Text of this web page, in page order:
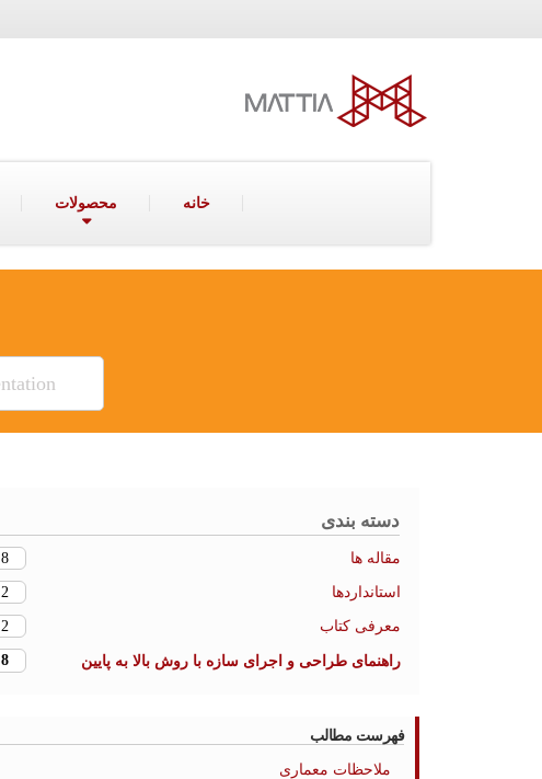
خانه محصولات
دسته بندی
مقاله ها 8
استانداردها 2
معرفی کتاب 2
راهنمای طراحی و اجرای سازه با روش بالا به پایین 8
فهرست مطالب
ملاحظات معماری